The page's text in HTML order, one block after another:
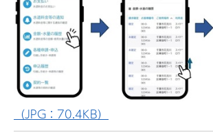
（JPG：70.4KB）